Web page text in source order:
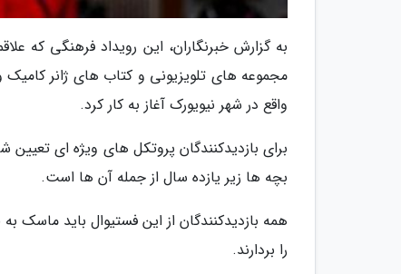
به گزارش خبرنگاران، این رویداد فرهنگی که
واقع در شهر نیویورک آغاز به کار کرد.
بچه ها زیر یازده سال از جمله آن ها است.
همه بازدیدکنندگان از این فستیوال باید ماسک
را بردارند.